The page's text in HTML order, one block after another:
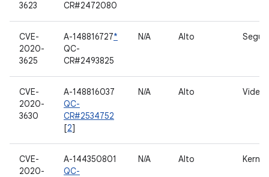
3623
CR#2472080
CVE-
2020-
3625
A-148816727*
QC-
CR#2493825
N/A Alto
CVE-
2020-
3630
A-148816037
QC-
CR#2534752
[2]
N/A Alto Video
CVE-
2020-
A-144350801
QC-
N/A Alto Kernel